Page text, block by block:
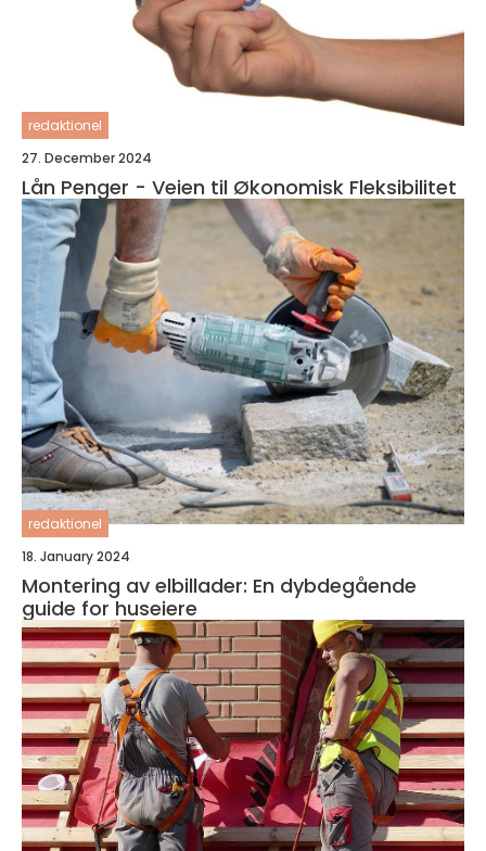
redaktionel
27. December 2024
Lån Penger - Veien til Økonomisk Fleksibilitet
redaktionel
18. January 2024
Montering av elbillader: En dybdegående
guide for huseiere